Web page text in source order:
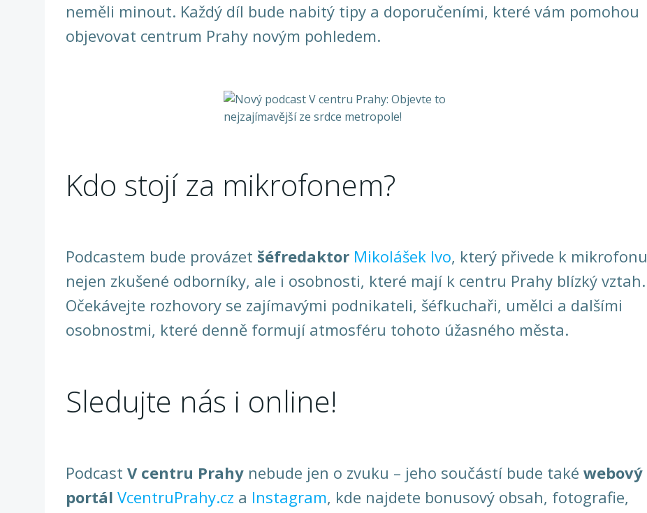
neměli minout. Každý díl bude nabitý tipy a doporučeními, které vám pomohou
objevovat centrum Prahy novým pohledem.
Kdo stojí za mikrofonem?
Podcastem bude provázet šéfredaktor Mikolášek Ivo, který přivede k mikrofonu
nejen zkušené odborníky, ale i osobnosti, které mají k centru Prahy blízký vztah.
Očekávejte rozhovory se zajímavými podnikateli, šéfkuchaři, umělci a dalšími
osobnostmi, které denně formují atmosféru tohoto úžasného města.
Sledujte nás i online!
Podcast V centru Prahy nebude jen o zvuku – jeho součástí bude také webový
portál VcentruPrahy.cz a Instagram, kde najdete bonusový obsah, fotografie,